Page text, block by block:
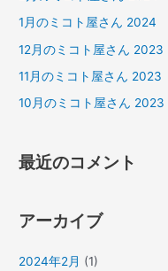
1月のミコト屋さん 2024
12月のミコト屋さん 2023
11月のミコト屋さん 2023
10月のミコト屋さん 2023
最近のコメント
アーカイブ
2024年2月 (1)